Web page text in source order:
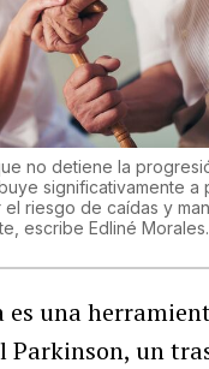
no detiene la
significativamente a
riesgo de caídas y
escribe Edliné Morales.
una
Parkinson, un